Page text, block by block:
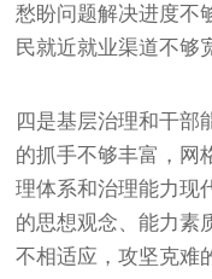
愁盼问题解决进度不
民就近就业渠道不够
四是基层治理和干部
的抓手不够丰富，网
理体系和治理能力现
的思想观念、能力素
不相适应，攻坚克难